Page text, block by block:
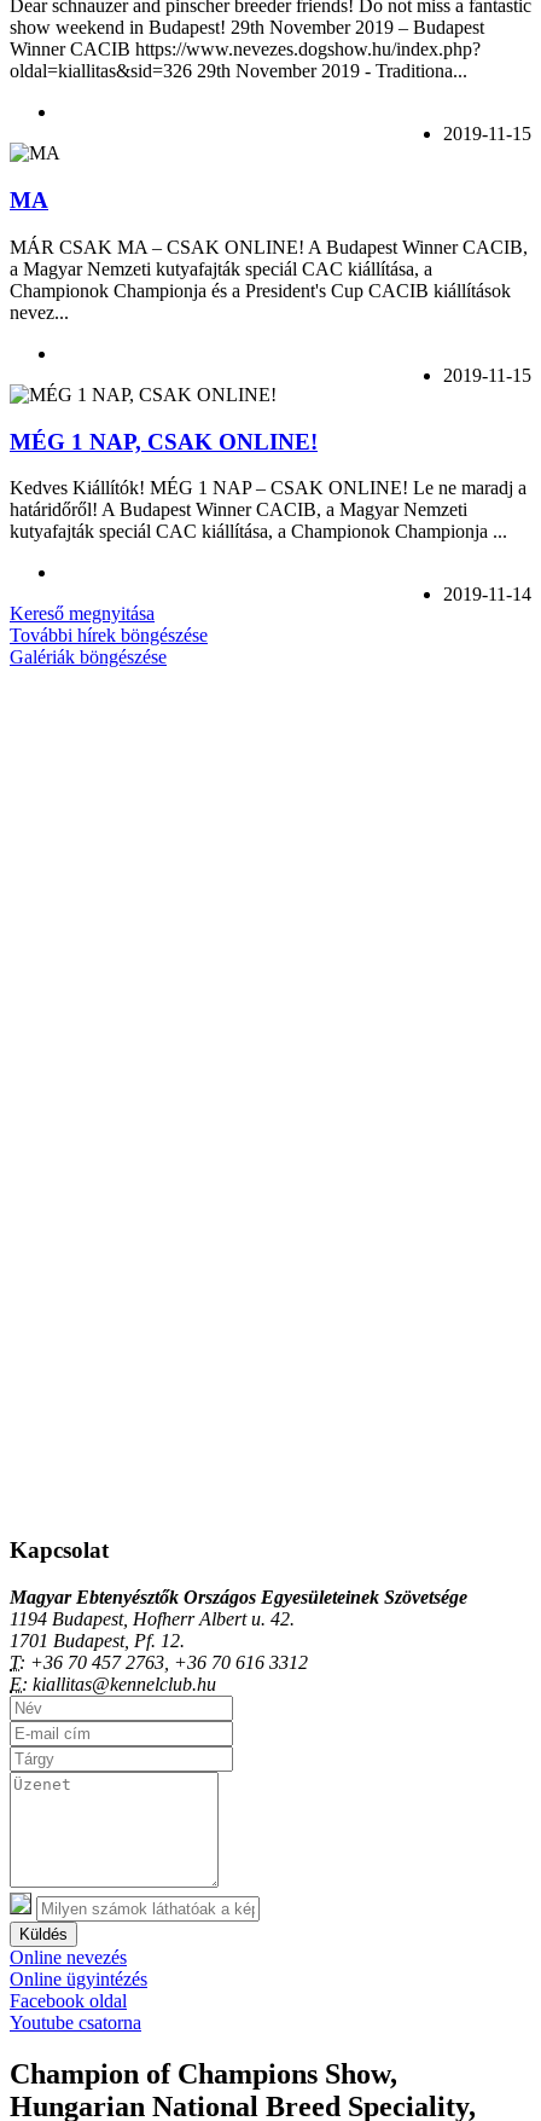
Dear schnauzer and pinscher breeder friends! Do not miss a fantastic
show weekend in Budapest! 29th November 2019 – Budapest
Winner CACIB https://www.nevezes.dogshow.hu/index.php?
oldal=kiallitas&sid=326 29th November 2019 - Traditiona...
2019-11-15
MA
MÁR CSAK MA – CSAK ONLINE! A Budapest Winner CACIB,
a Magyar Nemzeti kutyafajták speciál CAC kiállítása, a
Championok Championja és a President's Cup CACIB kiállítások
nevez...
2019-11-15
MÉG 1 NAP, CSAK ONLINE!
Kedves Kiállítók! MÉG 1 NAP – CSAK ONLINE! Le ne maradj a
határidőről! A Budapest Winner CACIB, a Magyar Nemzeti
kutyafajták speciál CAC kiállítása, a Championok Championja ...
2019-11-14
Kereső megnyitása
További hírek böngészése
Galériák böngészése
Kapcsolat
Magyar Ebtenyésztők Országos Egyesületeinek Szövetsége
1194 Budapest, Hofherr Albert u. 42.
1701 Budapest, Pf. 12.
T: +36 70 457 2763, +36 70 616 3312
E: kiallitas@kennelclub.hu
Küldés
Online nevezés
Online ügyintézés
Facebook oldal
Youtube csatorna
Champion of Champions Show,
Hungarian National Breed Speciality,